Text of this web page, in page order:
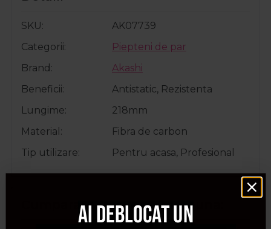
SKU
AK07739
Categorii
Piepteni de par
Brand
Akashi
Beneficii
Antistatic, Rezistenta
Lungime
218mm
Material
Fibra de carbon
Tip utilizare
Pentru acasa, Profesional
Cumparate frecvent impreuna:
Ai deblocat un